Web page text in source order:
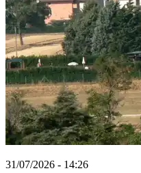
31/07/2026 - 14:26